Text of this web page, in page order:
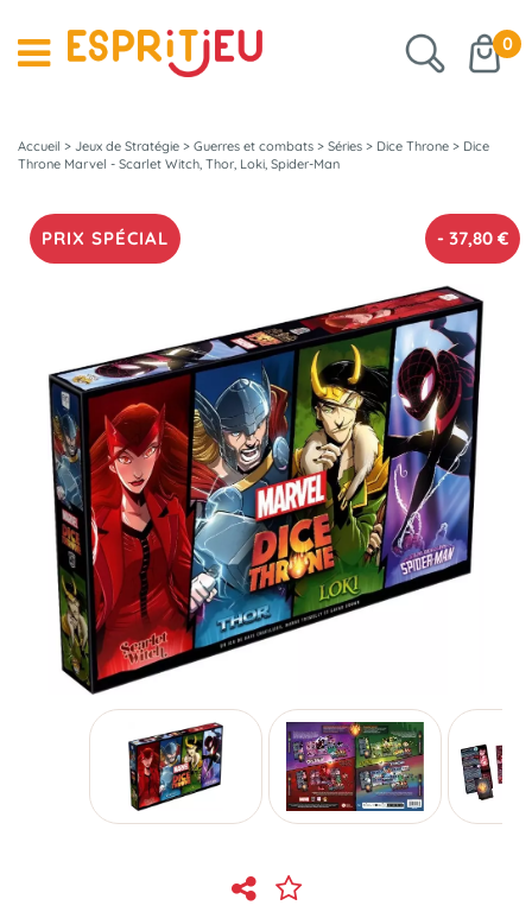
0
Accueil > Jeux de Stratégie > Guerres et combats > Séries > Dice Throne > Dice
Throne Marvel - Scarlet Witch, Thor, Loki, Spider-Man
PRIX SPÉCIAL - 37,80 €